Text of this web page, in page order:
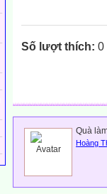
Số lượt thích: 0
Quà
Hoàng